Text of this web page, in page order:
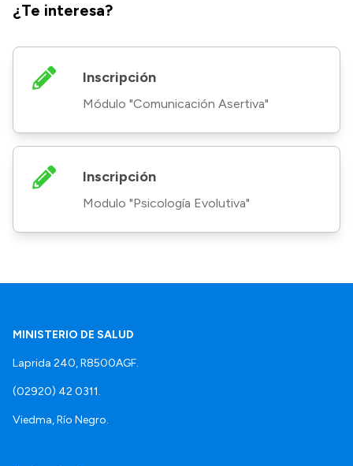
¿Te interesa?
Inscripción
Módulo "Comunicación Asertiva"
Inscripción
Modulo "Psicología Evolutiva"
MINISTERIO DE SALUD
Laprida 240, R8500AGF.
(02920) 42 0311.
Viedma, Río Negro.